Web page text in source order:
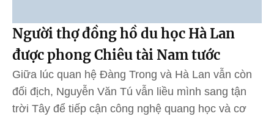
Người thợ đồng hồ du học Hà Lan
được phong Chiêu tài Nam tước
Giữa lúc quan hệ Đàng Trong và Hà Lan vẫn còn
đối địch, Nguyễn Văn Tú vẫn liều mình sang tận
trời Tây để tiếp cận công nghệ quang học và cơ